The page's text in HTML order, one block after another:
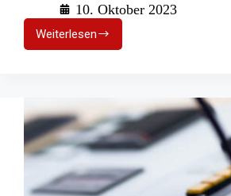
10. Oktober 2023
WeiterlesenFeuerwehrpodcast
„Mein
ihre
Erlebnisse